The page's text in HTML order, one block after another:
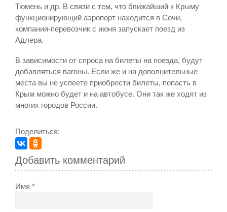
Тюмень и др. В связи с тем, что ближайший к Крыму
функционирующий аэропорт находится в Сочи,
компания-перевозчик с июня запускает поезд из
Адлера.
В зависимости от спроса на билеты на поезда, будут
добавляться вагоны. Если же и на дополнительные
места вы не успеете приобрести билеты, попасть в
Крым можно будет и на автобусе. Они так же ходят из
многих городов России.
Поделиться:
Добавить комментарий
Имя